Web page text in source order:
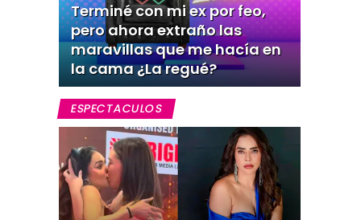
Terminé con mi ex por feo,
pero ahora extraño las
maravillas que me hacía en
la cama ¿La regué?
ESPECTACULOS